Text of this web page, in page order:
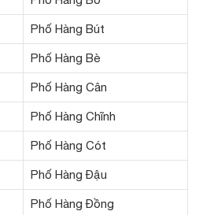
Phố Hàng Bút
Phố Hàng Bè
Phố Hàng Cân
Phố Hàng Chĩnh
Phố Hàng Cót
Phố Hàng Đậu
Phố Hàng Đồng